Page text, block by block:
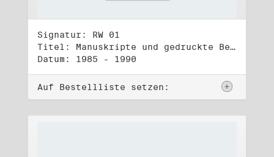
Signatur: RW 01
Titel: Manuskripte und gedruckte Belege (1)
Datum: 1985 - 1990
Auf Bestellliste setzen: